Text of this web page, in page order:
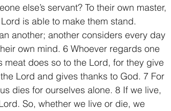
else’s servant? To their own master,
is able to make them stand.
another; another considers every day
own mind. 6 Whoever regards one
does so to the Lord, for they give
Lord and gives thanks to God. 7 For
dies for ourselves alone. 8 If we live,
So, whether we live or die, we